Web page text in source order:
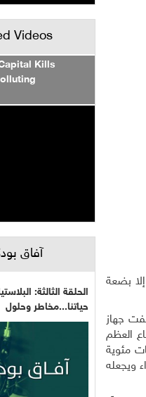
بضعة
جهاز
العظم
للعدوى، يتطلب حفظًا دقيقًا للغاية في درجة حرارة تتراوح بين 0-4 درجات مئوية
ويجعله
Videos
Kills
آفاق
الحلقة الثالثة:
حياتنا...مخاطر وحلول